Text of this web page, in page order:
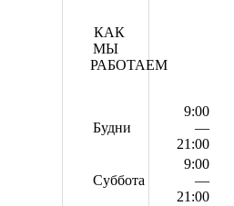
КАК
МЫ
РАБОТАЕМ
Будни
9:00
—
21:00
Суббота
9:00
—
21:00